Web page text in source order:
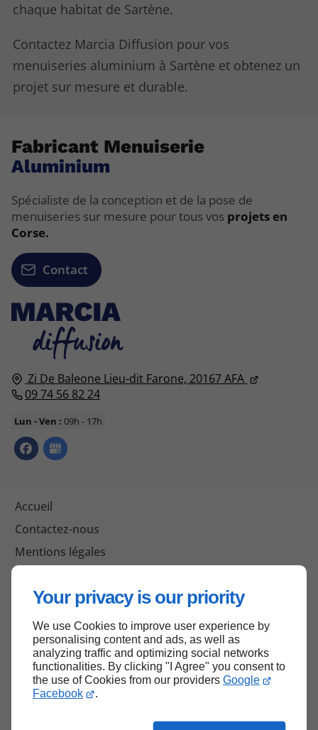
Your privacy is our priority
We use Cookies to improve user experience by
personalising content and ads, as well as
analyzing traffic and optimizing social networks
functionalities. By clicking "I Agree" you consent to
the use of Cookies from our providers Google
Facebook
.
chaque habitat de Sartène.
Contactez Marcia Diffusion pour vos
menuiseries aluminium à Sartène et obtenez un
projet sur mesure et durable.
Zi De Baleone Lieu-dit Farone, 20167AFA
09 74 56 82 24
Lun - Ven :09h - 17h
Accueil
Contactez-nous
Mentions légales
Fabricant Menuiserie
Aluminium
Spécialiste de la conception et de la pose de
menuiseries sur mesure pour tous vos projets en
Corse.
Contact
Haut de page